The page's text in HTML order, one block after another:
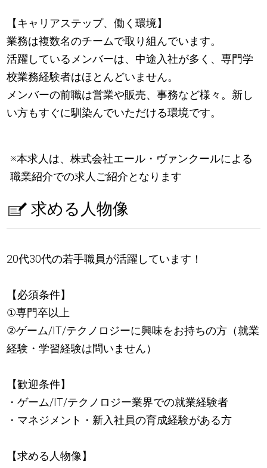
【キャリアステップ、働く環境】
業務は複数名のチームで取り組んでいます。
活躍しているメンバーは、中途入社が多く、専門学
校業務経験者はほとんどいません。
メンバーの前職は営業や販売、事務など様々。新し
い方もすぐに馴染んでいただける環境です。
※本求人は、株式会社エール・ヴァンクールによる
職業紹介での求人ご紹介となります
求める人物像
20代30代の若手職員が活躍しています！
【必須条件】
①専門卒以上
②ゲーム/IT/テクノロジーに興味をお持ちの方（就業
経験・学習経験は問いません）
【歓迎条件】
・ゲーム/IT/テクノロジー業界での就業経験者
・マネジメント・新入社員の育成経験がある方
【求める人物像】